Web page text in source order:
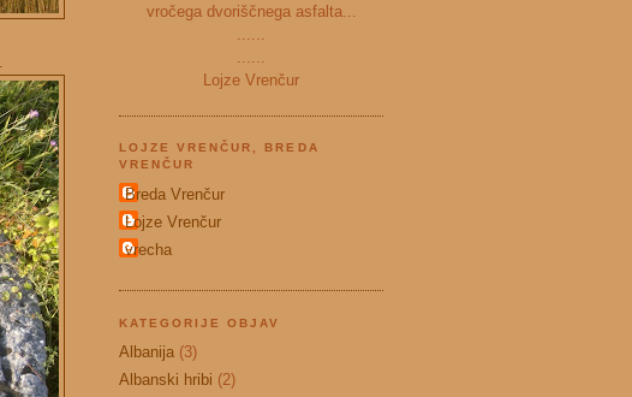
vročega dvoriščnega asfalta...
......
......
Lojze Vrenčur
LOJZE VRENČUR, BREDA
VRENČUR
Breda Vrenčur
Lojze Vrenčur
vrecha
KATEGORIJE OBJAV
Albanija (3)
Albanski hribi (2)